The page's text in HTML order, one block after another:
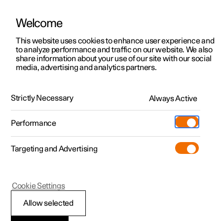
Polestar 2
Polestar 3
Polestar 4
Pre-owned
Kauppa
Lisää
Tutustu Polestar 2
Koeajo
Tutustu Polestar 3
Koeajo
Tutustu Polestar 4
Koeajo
Pre-owned edut
Kampanjat
Kampanjat
Yrityskampanjat
Toimitusvalmiit autot
Tilaa nyt
Pre-owned
Koeajo
Extras
(Avautuu uuteen ikkunaan)
Tapahtumat
Yritysautot
Sijainnit
Huoltopisteet
Omistajuus
Asiakaspalvelu
Tietoa Polestarista
Welcome
This website uses cookies to enhance user experience and
to analyze performance and traffic on our website. We also
share information about your use of our site with our social
media, advertising and analytics partners.
Strictly Necessary Always Active
Performance
Targeting and Advertising
Allow selected
Cookie Settings